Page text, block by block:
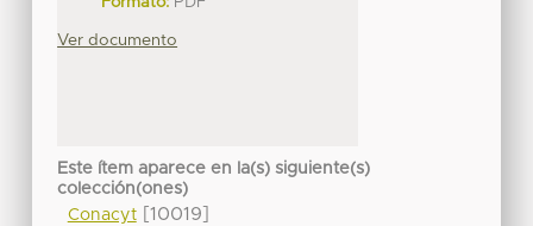
Ver documento
Este ítem aparece en la(s) siguiente(s)
colección(ones)
Conacyt[10019]